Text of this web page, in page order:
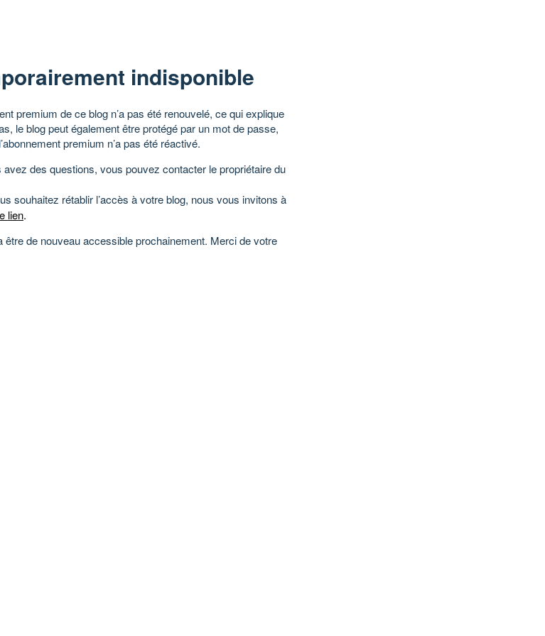
indisponible
premium de ce blog n’a pas été renouvelé, ce qui explique
le blog peut également être protégé par un mot de passe,
premium n’a pas été réactivé.
avez des questions, vous pouvez contacter le propriétaire du
souhaitez rétablir l’accès à votre blog, nous vous invitons à
lien.
être de nouveau accessible prochainement. Merci de votre